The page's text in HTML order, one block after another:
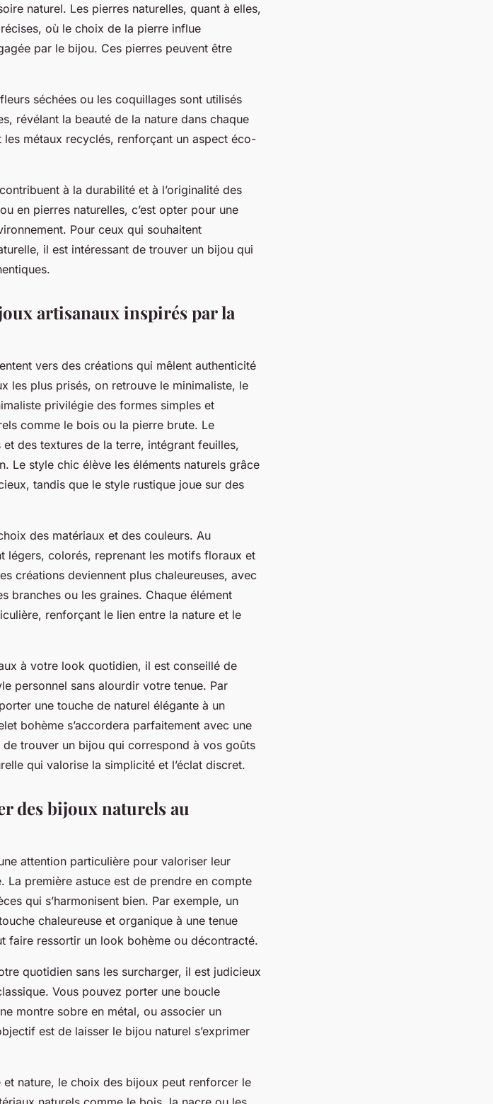
naturel. Les pierres naturelles, quant à elles,
où le choix de la pierre influe
par le bijou. Ces pierres peuvent être
séchées ou les coquillages sont utilisés
révélant la beauté de la nature dans chaque
métaux recyclés, renforçant un aspect éco-
à la durabilité et à l’originalité des
en pierres naturelles, c’est opter pour une
Pour ceux qui souhaitent
il est intéressant de trouver un bijou qui
artisanaux inspirés par la
vers des créations qui mêlent authenticité
les plus prisés, on retrouve le minimaliste, le
privilégie des formes simples et
comme le bois ou la pierre brute. Le
des textures de la terre, intégrant feuilles,
Le style chic élève les éléments naturels grâce
tandis que le style rustique joue sur des
des matériaux et des couleurs. Au
légers, colorés, reprenant les motifs floraux et
créations deviennent plus chaleureuses, avec
branches ou les graines. Chaque élément
renforçant le lien entre la nature et le
à votre look quotidien, il est conseillé de
personnel sans alourdir votre tenue. Par
une touche de naturel élégante à un
bohème s’accordera parfaitement avec une
trouver un bijou qui correspond à vos goûts
qui valorise la simplicité et l’éclat discret.
des bijoux naturels au
attention particulière pour valoriser leur
La première astuce est de prendre en compte
qui s’harmonisent bien. Par exemple, un
chaleureuse et organique à une tenue
faire ressortir un look bohème ou décontracté.
quotidien sans les surcharger, il est judicieux
Vous pouvez porter une boucle
montre sobre en métal, ou associer un
est de laisser le bijou naturel s’exprimer
et nature, le choix des bijoux peut renforcer le